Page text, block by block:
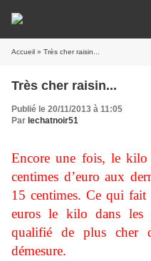
Accueil » Très cher raisin...
Très cher raisin...
Publié le 20/11/2013 à 11:05
Par lechatnoir51
Encore une fois, le kilo
centimes d’euro aux
15 centimes. Ce qui
euros le kilo dans les
qualifié de plus cher
démesure.